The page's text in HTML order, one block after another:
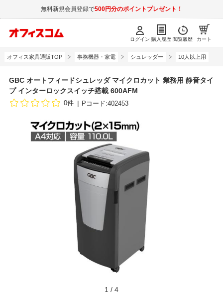
無料新規会員登録で500円分のポイントプレゼント！
ログイン 購入履歴 閲覧履歴 カート
オフィス家具通販TOP 事務機器・家電 シュレッダー 10人以上用
GBC オートフィードシュレッダ マイクロカット 業務用 静音タイ
プ インターロックスイッチ搭載 600AFM
0件 Pコード:402453
1 / 4